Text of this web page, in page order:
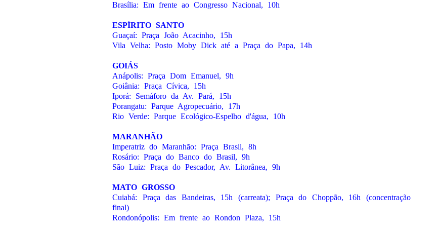
Brasília: Em frente ao Congresso Nacional, 10h
ESPÍRITO SANTO
Guaçaí: Praça João Acacinho, 15h
Vila Velha: Posto Moby Dick até a Praça do Papa, 14h
GOIÁS
Anápolis: Praça Dom Emanuel, 9h
Goiânia: Praça Cívica, 15h
Iporá: Semáforo da Av. Pará, 15h
Porangatu: Parque Agropecuário, 17h
Rio Verde: Parque Ecológico-Espelho d'água, 10h
MARANHÃO
Imperatriz do Maranhão: Praça Brasil, 8h
Rosário: Praça do Banco do Brasil, 9h
São Luiz: Praça do Pescador, Av. Litorânea, 9h
MATO GROSSO
Cuiabá: Praça das Bandeiras, 15h (carreata); Praça do Choppão, 16h (concentração
final)
Rondonópolis: Em frente ao Rondon Plaza, 15h